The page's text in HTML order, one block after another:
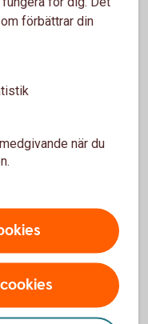
ansöka om
förbättrar din
när du